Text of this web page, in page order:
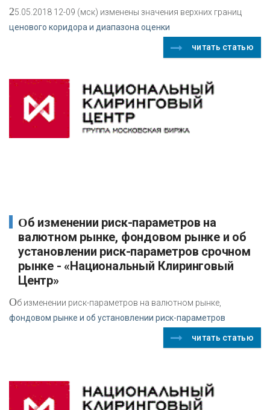
25.05.2018 12-09 (мск) изменены значения верхних границ
ценового коридора и диапазона оценки
читать статью
Об изменении риск-параметров на
валютном рынке, фондовом рынке и об
установлении риск-параметров срочном
рынке - «Национальный Клиринговый
Центр»
Об изменении риск-параметров на валютном рынке,
фондовом рынке и об установлении риск-параметров
читать статью